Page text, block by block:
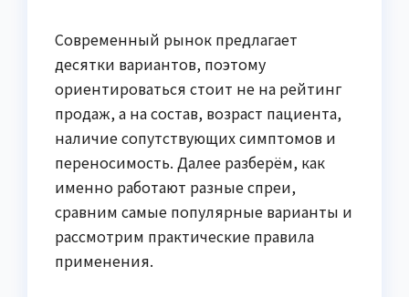
Современный рынок предлагает
десятки вариантов, поэтому
ориентироваться стоит не на рейтинг
продаж, а на состав, возраст пациента,
наличие сопутствующих симптомов и
переносимость. Далее разберём, как
именно работают разные спреи,
сравним самые популярные варианты и
рассмотрим практические правила
применения.